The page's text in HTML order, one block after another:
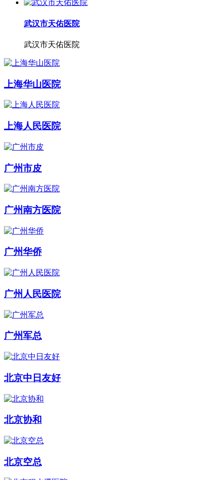
武汉市天佑医院
武汉市天佑医院
上海华山医院
上海人民医院
广州市皮
广州南方医院
广州华侨
广州人民医院
广州军总
北京中日友好
北京协和
北京空总